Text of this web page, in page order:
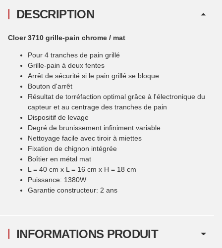
INFORMATIONS PRODUIT
DESCRIPTION
Cloer 3710 grille-pain chrome / mat
Pour 4 tranches de pain grillé
Grille-pain à deux fentes
Arrêt de sécurité si le pain grillé se bloque
Bouton d'arrêt
Résultat de torréfaction optimal grâce à l'électronique du
capteur et au centrage des tranches de pain
Dispositif de levage
Degré de brunissement infiniment variable
Nettoyage facile avec tiroir à miettes
Fixation de chignon intégrée
Boîtier en métal mat
L = 40 cm x L = 16 cm x H = 18 cm
Puissance: 1380W
Garantie constructeur: 2 ans